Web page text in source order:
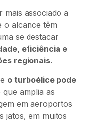
mais associado a
o alcance têm
se destacar
eficiência e
regionais.
o turboélice pode
que amplia as
em aeroportos
jatos, em muitos